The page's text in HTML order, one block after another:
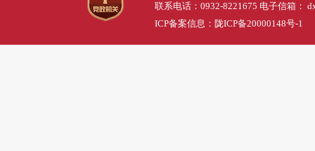
联系电话：0932-8221675 电子信箱：
ICP备案信息： 陇ICP备20000148号-1